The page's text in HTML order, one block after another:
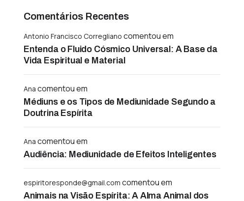
Comentários Recentes
Antonio Francisco Corregliano comentou em
Entenda o Fluido Cósmico Universal: A Base da
Vida Espiritual e Material
Ana comentou em
Médiuns e os Tipos de Mediunidade Segundo a
Doutrina Espírita
Ana comentou em
Audiência: Mediunidade de Efeitos Inteligentes
espiritoresponde@gmail.com comentou em
Animais na Visão Espírita: A Alma Animal dos